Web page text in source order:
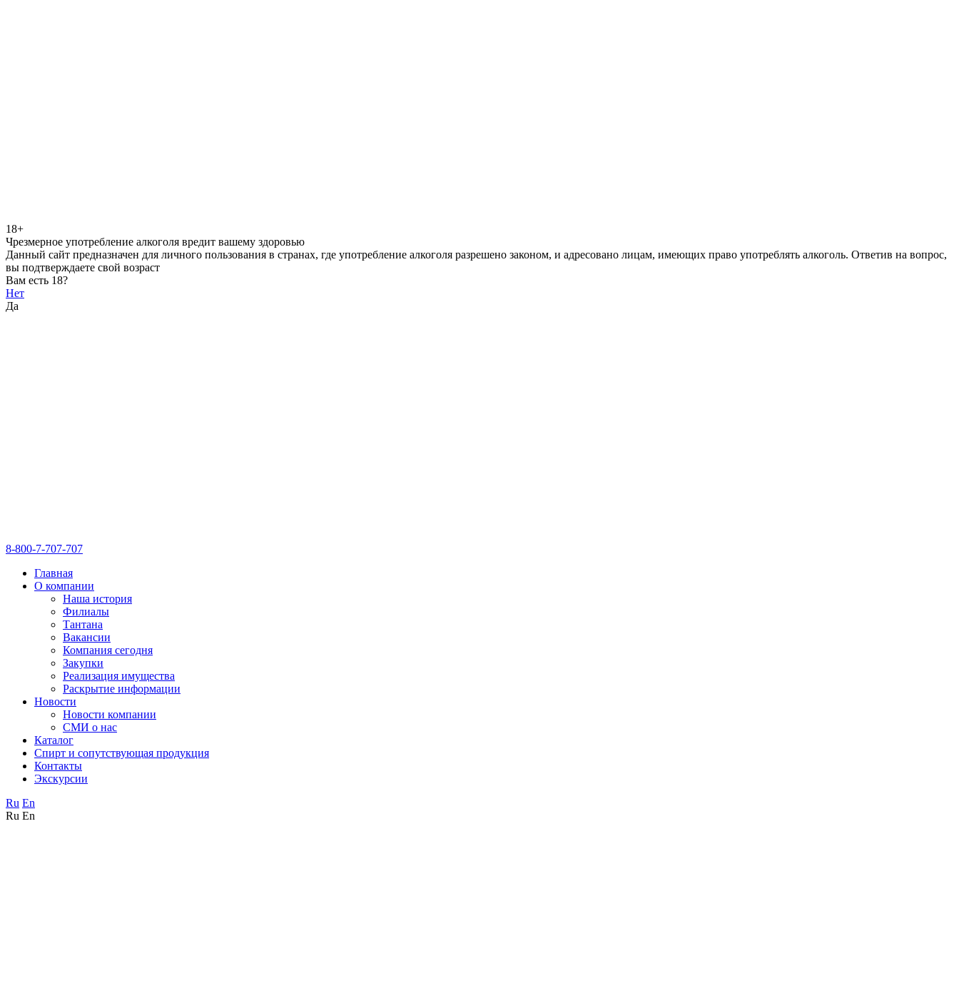
18+
Чрезмерное употребление алкоголя вредит вашему здоровью
Данный сайт предназначен для личного пользования в странах, где употребление алкоголя разрешено законом, и адресовано лицам, имеющих право употреблять алкоголь. Ответив на вопрос,
вы подтверждаете свой возраст
Вам есть 18?
Нет
Да
8-800-7-707-707
Главная
О компании
Наша история
Филиалы
Тантана
Вакансии
Компания сегодня
Закупки
Реализация имущества
Раскрытие информации
Новости
Новости компании
СМИ о нас
Каталог
Спирт и сопутствующая продукция
Контакты
Экскурсии
Ru En
Ru En